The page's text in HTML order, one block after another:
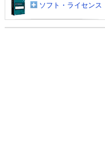
ソフト・ライセンス